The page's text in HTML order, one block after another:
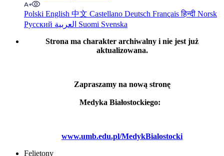
Polski English 中文 Castellano Deutsch Françaisहिन्दी Norsk
Русский
Suomi Svenska
Strona ma charakter archiwalny i nie jest już
aktualizowana.
Zapraszamy na nową stronę
Medyka Białostockiego:
www.umb.edu.pl/MedykBialostocki
Felietony